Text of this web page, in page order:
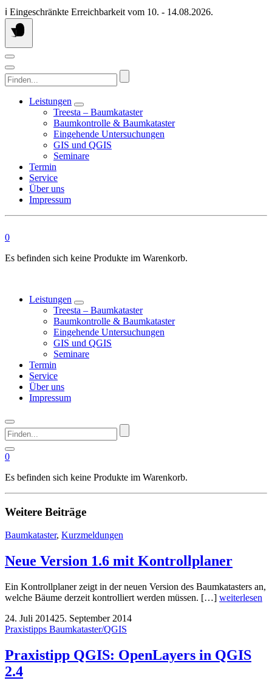
Springen
Sie
zum
ℹ️ Eingeschränkte Erreichbarkeit vom 10. - 14.08.2026.
Finden...
Leistungen
Treesta – Baumkataster
Baumkontrolle & Baumkataster
Eingehende Untersuchungen
GIS und QGIS
Seminare
Termin
Service
Über uns
Impressum
0
Es befinden sich keine Produkte im Warenkorb.
Leistungen
Treesta – Baumkataster
Baumkontrolle & Baumkataster
Eingehende Untersuchungen
GIS und QGIS
Seminare
Termin
Service
Über uns
Impressum
Finden...
0
Es befinden sich keine Produkte im Warenkorb.
Weitere Beiträge
Blog
Baumkataster, Kurzmeldungen
Neue Version 1.6 mit Kontrollplaner
Ein Kontrollplaner zeigt in der neuen Version des Baumkatasters an,
welche Bäume derzeit kontrolliert werden müssen. […] weiterlesen
24. Juli 201425. September 2014
Praxistipps Baumkataster/QGIS
Praxistipp QGIS: OpenLayers in QGIS
2.4